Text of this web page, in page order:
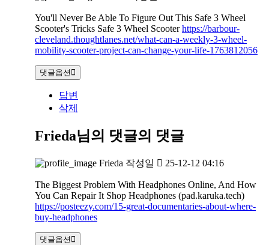
You'll Never Be Able To Figure Out This Safe 3 Wheel
Scooter's Tricks Safe 3 Wheel Scooterhttps://barbour-
cleveland.thoughtlanes.net/what-can-a-weekly-3-wheel-
mobility-scooter-project-can-change-your-life-1763812056
댓글옵션
답변
삭제
Frieda님의 댓글의 댓글
Frieda 작성일 25-12-12 04:16
The Biggest Problem With Headphones Online, And How
You Can Repair It Shop Headphones (pad.karuka.tech)
https://posteezy.com/15-great-documentaries-about-where-
buy-headphones
댓글옵션